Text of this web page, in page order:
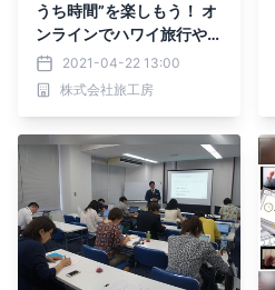
うち時間”を楽しもう！ オ
ンラインでハワイ旅行や海
外の厳選グルメを満喫！S
NSで拡散！飛行機気分を
共有する“#旅工房機内食
2021-04-22 13:00
株式会社旅工房